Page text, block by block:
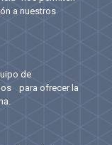
a nuestros
de
para ofrecer la